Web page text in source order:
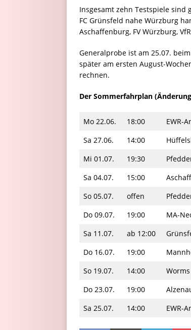
Insgesamt zehn Testspiele sind
FC Grünsfeld nahe Würzburg
Aschaffenburg, FV Würzburg,
Generalprobe ist am 25.07.
später am ersten August-
rechnen.
Der Sommerfahrplan
Mo 22.06. 18:00 EWR-
Sa 27.06.
14:00
Mi 01.07.
19:30
Sa 04.07.
15:00
So 05.07.
offen
Do 09.07.
19:00 MA-
Sa 11.07.
ab 12:00
Do 16.07.
19:00
So 19.07.
14:00 Worms
Do 23.07.
19:00
Sa 25.07.
14:00 EWR-